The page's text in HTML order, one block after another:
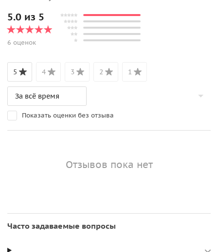
5.0 из 5
6 оценок
5 4 3 2 1
Показать оценки без отзыва
Отзывов пока нет
Часто задаваемые вопросы